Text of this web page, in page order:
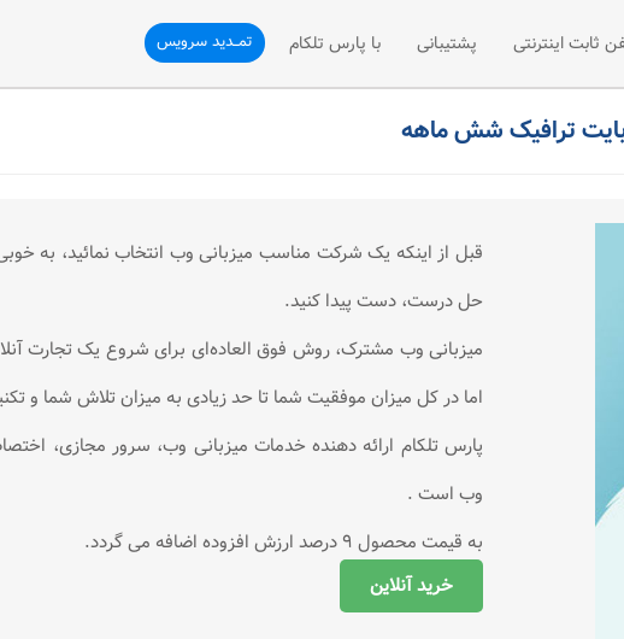
ثابت اینترنتی
تلفن سازمانی
مطالب آموزشی تلفن ثابت
پشتیبانی
ثبت تیکت
پیشنهادات و انتقادات
مقالات آموزشی
با پارس تلکام
درخواست نمایندگی فروش
تمــدید سرویس
قبل از اینکه یک شرکت مناسب میزبانی وب انتخاب نمائید، به
حل درست، دست پیدا کنید.
میزبانی وب مشترک، روش فوق العاده‌ای برای شروع یک تجارت
اما در کل میزان موفقیت شما تا حد زیادی به میزان تلاش شما و
پارس تلکام ارائه دهنده خدمات میزبانی وب، سرور مجازی،
وب است .
به قیمت محصول ۹ درصد ارزش افزوده اضافه می گردد.
خرید آنلاین